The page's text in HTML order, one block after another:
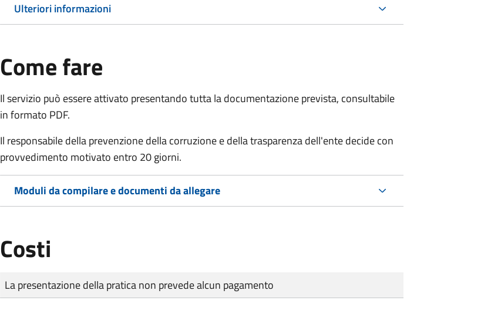
Ulteriori informazioni
Come fare
Il servizio può essere attivato presentando tutta la documentazione prevista, consultabile
in formato PDF.
Il responsabile della prevenzione della corruzione e della trasparenza dell'ente decide con
provvedimento motivato entro 20 giorni.
Moduli da compilare e documenti da allegare
Costi
Tipo di pagamento
Importo
La presentazione della pratica non prevede alcun pagamento